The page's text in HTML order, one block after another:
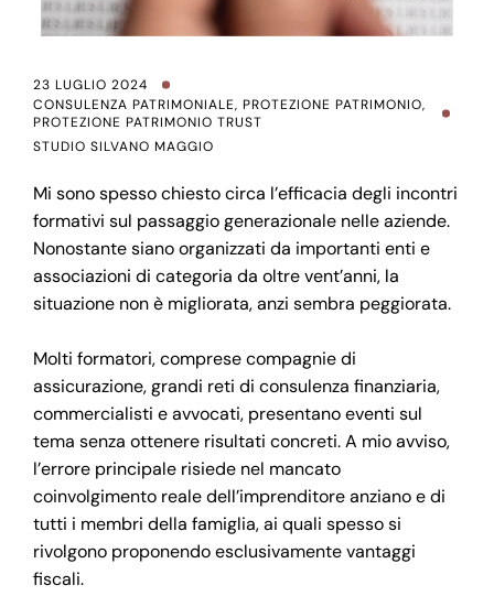
23 LUGLIO 2024
CONSULENZA PATRIMONIALE, PROTEZIONE PATRIMONIO,
PROTEZIONE PATRIMONIO TRUST
STUDIO SILVANO MAGGIO
Mi sono spesso chiesto circa l’efficacia degli incontri
formativi sul passaggio generazionale nelle aziende.
Nonostante siano organizzati da importanti enti e
associazioni di categoria da oltre vent’anni, la
situazione non è migliorata, anzi sembra peggiorata.
Molti formatori, comprese compagnie di
assicurazione, grandi reti di consulenza finanziaria,
commercialisti e avvocati, presentano eventi sul
tema senza ottenere risultati concreti. A mio avviso,
l’errore principale risiede nel mancato
coinvolgimento reale dell’imprenditore anziano e di
tutti i membri della famiglia, ai quali spesso si
rivolgono proponendo esclusivamente vantaggi
fiscali.